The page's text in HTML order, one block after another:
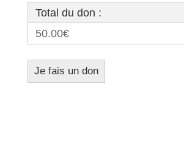
Total du don :
50.00€